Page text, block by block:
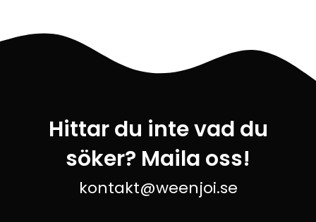
Hittar du inte vad du
söker? Maila oss!
kontakt@weenjoi.se